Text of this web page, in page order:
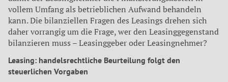
vollem Umfang als betrieblichen Aufwand behandeln
kann. Die bilanziellen Fragen des Leasings drehen sich
daher vorrangig um die Frage, wer den Leasinggegenstand
bilanzieren muss – Leasinggeber oder Leasingnehmer?
Leasing: handelsrechtliche Beurteilung folgt den
steuerlichen Vorgaben